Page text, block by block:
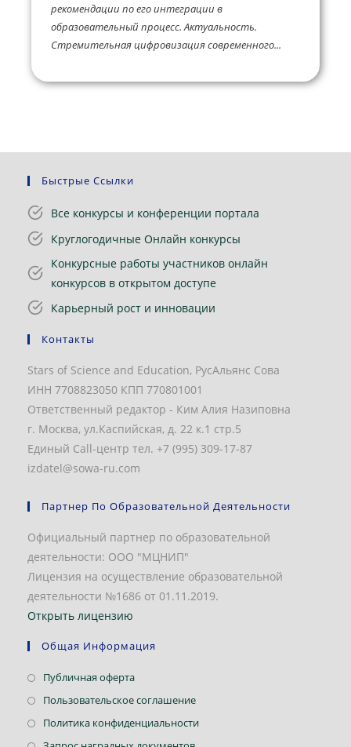
рекомендации по его интеграции в
образовательный процесс. Актуальность.
Стремительная цифровизация современного...
Быстрые Ссылки
Все конкурсы и конференции портала
Круглогодичные Онлайн конкурсы
Конкурсные работы участников онлайн
конкурсов в открытом доступе
Карьерный рост и инновации
Контакты
Stars of Science and Education, РусАльянс Сова
ИНН 7708823050 КПП 770801001
Ответственный редактор - Ким Алия Назиповна
г. Москва, ул.Каспийская, д. 22 к.1 стр.5
Единый Call-центр тел. +7 (995) 309-17-87
izdatel@sowa-ru.com
Партнер По Образовательной Деятельности
Официальный партнер по образовательной
деятельности: ООО "МЦНИП"
Лицензия на осуществление образовательной
деятельности №1686 от 01.11.2019.
Открыть лицензию
Общая Информация
Публичная офертаОткроется
в
Пользовательское соглашениеОткроется
в
Политика конфиденциальностиОткроется